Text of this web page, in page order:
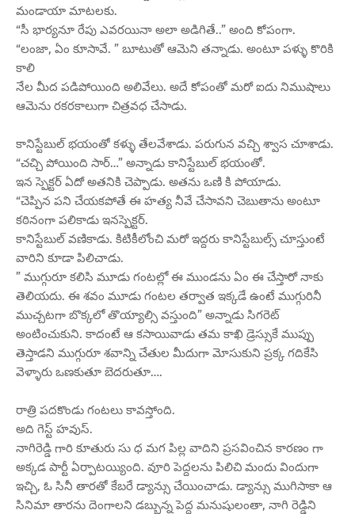
మండాయా మాటలకు.
“సీ భార్యనూ రేపు ఎవరయినా అలా అడిగితే..” అంది కోపంగా.
“లంజా, ఏం కూసావే. ” బూటుతో ఆమెని తన్నాడు. అంటూ పళ్ళు కొరికి
కాలి
నేల మీద పడిపోయింది అలివేలు. అదే కోపంతో మరో ఐదు నిముషాలు
ఆమెను రకరకాలుగా చిత్రవధ చేసాడు.
కానిస్టేబుల్ భయంతో కళ్ళు తేలవేశాడు. పరుగున వచ్చి శ్వాస చూశాడు.
“చచ్చి పోయింది సార్…” అన్నాడు కానిస్టేబుల్ భయంతో.
ఇన స్పెక్టర్ ఏదో అతనికి చెప్పాడు. అతను ఒణి కి పోయాడు.
“చెప్పిన పని చేయకపోతే ఈ హత్య నీవే చేసావని చెబుతాను అంటూ
కఠినంగా పలికాడు ఇనస్పెక్టర్.
కానిస్టేబుల్ వణికాడు. కిటికీలోంచి మరో ఇద్దరు కానిస్టేబుల్స్ చూస్తుంటే
వారిని కూడా పిలిచాడు.
” ముగ్గురూ కలిసి మూడు గంటల్లో ఈ ముండను ఏం ఈ చేస్తారో నాకు
తెలియదు. ఈ శవం మూడు గంటల తర్వాత ఇక్కడే ఉంటే ముగ్గురినీ
ముచ్చటగా బొక్కలో తొయ్యాల్సి వస్తుంది” అన్నాడు సిగరెట్
అంటించుకుని. కాదంటే ఆ కసాయివాడు తమ కాఖి డ్రెస్సుకే ముప్పు
తెస్తాడని ముగ్గురూ శవాన్ని చేతుల మీదుగా మోసుకుని ప్రక్క గదికేసి
వెళ్ళారు ఒణకుతూ బెదరుతూ….
రాత్రి పదకొండు గంటలు కావస్తోంది.
అది గెస్ట్ హవుస్.
నాగిరెడ్డి గారి కూతురు సు ధ మగ పిల్ల వాదిని ప్రసవించిన కారణం గా
అక్కడ పార్టీ ఏర్పాటయ్యింది. వూరి పెద్దలను పిలిచి మందు విందుగా
ఇచ్చి, ఓ సినీ తారతో కేబరే డ్యాన్సు చేయించాడు. డ్యాన్సు ముగిసాకా ఆ
సినిమా తారను దెంగాలని డబ్బున్న పెద్ద మనుషులంతా, నాగి రెడ్డిని